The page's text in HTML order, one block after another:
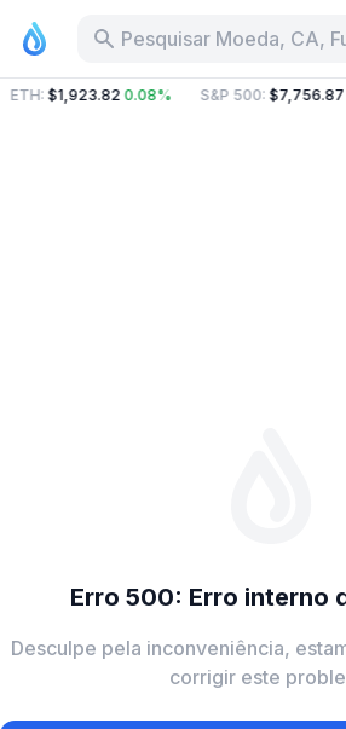
Pesquisar Moeda, CA,
ETH: $1,923.82 0.08% S&P 500: $7,756.87
Erro 500: Erro interno
Desculpe pela inconveniência,
corrigir este